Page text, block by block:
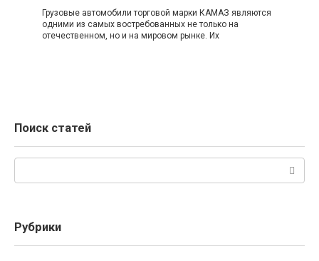
Грузовые автомобили торговой марки КАМАЗ являются
одними из самых востребованных не только на
отечественном, но и на мировом рынке. Их
Поиск статей
Рубрики